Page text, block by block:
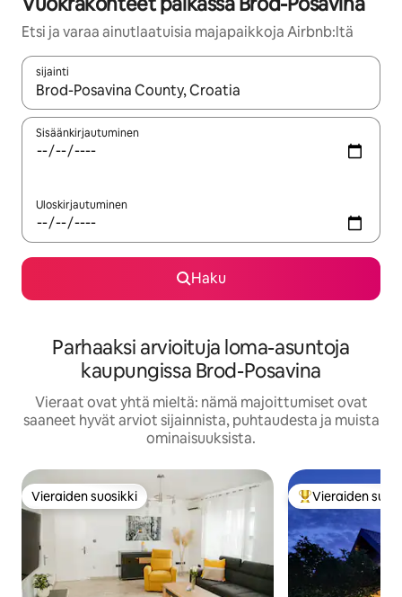
Etsi ja varaa ainutlaatuisia majapaikkoja Airbnb:ltä
sijainti
Kun tulokset ovat saatavilla, navigoi ylös- ja alas-
Sisäänkirjautuminen
Uloskirjautuminen
Haku
Parhaaksi arvioituja loma-asuntoja
kaupungissa Brod-Posavina
Vieraat ovat yhtä mieltä: nämä majoittumiset ovat
saaneet hyvät arviot sijainnista, puhtaudesta ja muista
ominaisuuksista.
Vieraiden suosikki
Vieraiden suosikki Vieraiden
Vieraiden